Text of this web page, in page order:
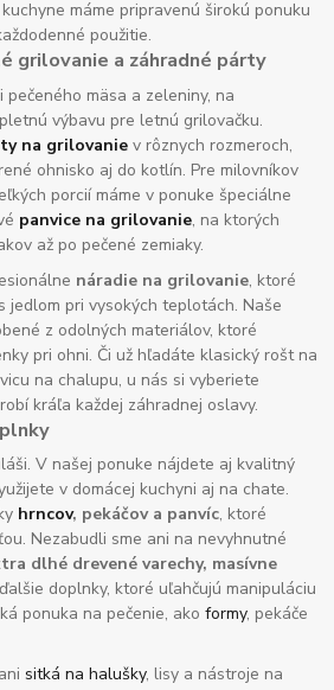
máme pripravenú širokú ponuku
použitie.
grilovanie a záhradné párty
mäsa a zeleniny, na
výbavu pre letnú grilovačku.
na grilovanie v rôznych rozmeroch,
ohnisko aj do kotlín. Pre milovníkov
porcií máme v ponuke špeciálne
panvice na grilovanie, na ktorých
až po pečené zemiaky.
náradie na grilovanie, ktoré
jedlom pri vysokých teplotách. Naše
z odolných materiálov, ktoré
pri ohni. Či už hľadáte klasický rošt na
na chalupu, u nás si vyberiete
kráľa každej záhradnej oslavy.
V našej ponuke nájdete aj kvalitný
v domácej kuchyni aj na chate.
hrncov, pekáčov a panvíc, ktoré
Nezabudli sme ani na nevyhnutné
dlhé drevené varechy, masívne
doplnky, ktoré uľahčujú manipuláciu
ponuka na pečenie, akoformy, pekáče
sitká na halušky, lisy a nástroje na